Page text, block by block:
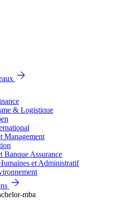
& Logistique
Management
Banque Assurance
et Administratif